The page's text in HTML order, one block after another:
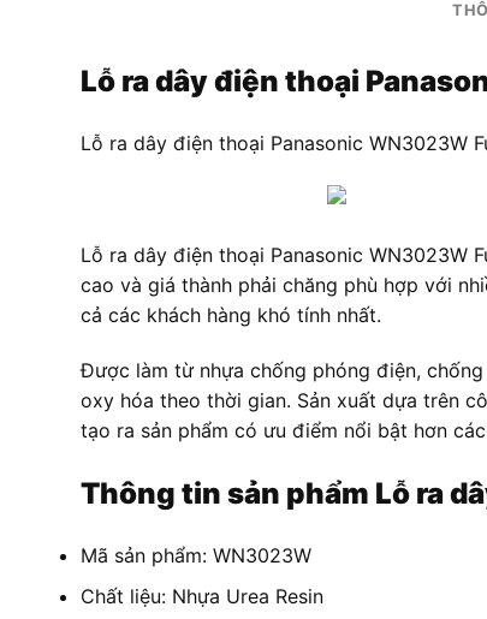
Lỗ ra dây điện thoại
Lỗ ra dây điện thoại Panasonic WN3023W
Lỗ ra dây điện thoại Panasonic WN3023W
cao và giá thành phải chăng phù hợp với
cả các khách hàng khó tính nhất.
Được làm từ nhựa chống phóng điện,
oxy hóa theo thời gian. Sản xuất dựa trên
tạo ra sản phẩm có ưu điểm nổi bật hơn
Thông tin sản phẩm Lỗ ra
Mã sản phẩm: WN3023W
Chất liệu: Nhựa Urea Resin